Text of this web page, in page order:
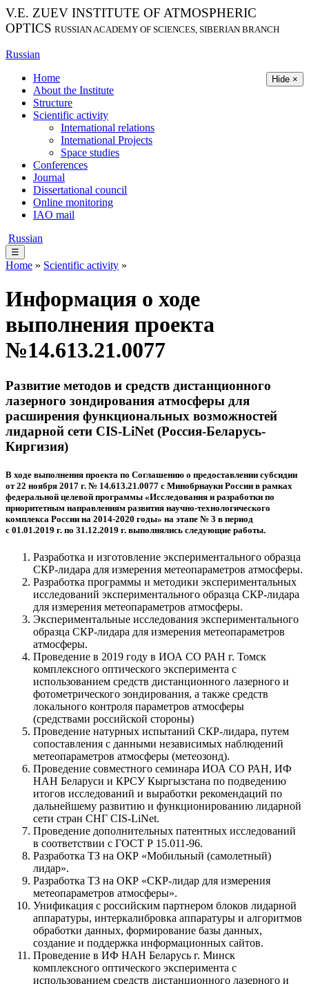
V.E. ZUEV INSTITUTE OF ATMOSPHERIC
OPTICS RUSSIAN ACADEMY OF SCIENCES, SIBERIAN BRANCH
Russian
Hide ×
Home
About the Institute
Structure
Scientific activity
International relations
International Projects
Space studies
Conferences
Journal
Dissertational council
Online monitoring
IAO mail
Russian
☰
Home » Scientific activity »
Информация о ходе
выполнения проекта
№14.613.21.0077
Развитие методов и средств дистанционного
лазерного зондирования атмосферы для
расширения функциональных возможностей
лидарной сети CIS-LiNet (Россия-Беларусь-
Киргизия)
В ходе выполнения проекта по Соглашению о предоставлении субсидии
от 22 ноября 2017 г. № 14.613.21.0077 с Минобрнауки России в рамках
федеральной целевой программы «Исследования и разработки по
приоритетным направлениям развития научно-технологического
комплекса России на 2014-2020 годы» на этапе № 3 в период
с 01.01.2019 г. по 31.12.2019 г. выполнялись следующие работы.
Разработка и изготовление экспериментального образца
СКР-лидара для измерения метеопараметров атмосферы.
Разработка программы и методики экспериментальных
исследований экспериментального образца СКР-лидара
для измерения метеопараметров атмосферы.
Экспериментальные исследования экспериментального
образца СКР-лидара для измерения метеопараметров
атмосферы.
Проведение в 2019 году в ИОА СО РАН г. Томск
комплексного оптического эксперимента с
использованием средств дистанционного лазерного и
фотометрического зондирования, а также средств
локального контроля параметров атмосферы
(средствами российской стороны)
Проведение натурных испытаний СКР-лидара, путем
сопоставления с данными независимых наблюдений
метеопараметров атмосферы (метеозонд).
Проведение совместного семинара ИОА СО РАН, ИФ
НАН Беларуси и КРСУ Кыргызстана по подведению
итогов исследований и выработки рекомендаций по
дальнейшему развитию и функционированию лидарной
сети стран СНГ CIS-LiNet.
Проведение дополнительных патентных исследований
в соответствии с ГОСТ Р 15.011-96.
Разработка ТЗ на ОКР «Мобильный (самолетный)
лидар».
Разработка ТЗ на ОКР «СКР-лидар для измерения
метеопараметров атмосферы».
Унификация с российским партнером блоков лидарной
аппаратуры, интеркалибровка аппаратуры и алгоритмов
обработки данных, формирование базы данных,
создание и поддержка информационных сайтов.
Проведение в ИФ НАН Беларусь г. Минск
комплексного оптического эксперимента с
использованием средств дистанционного лазерного и